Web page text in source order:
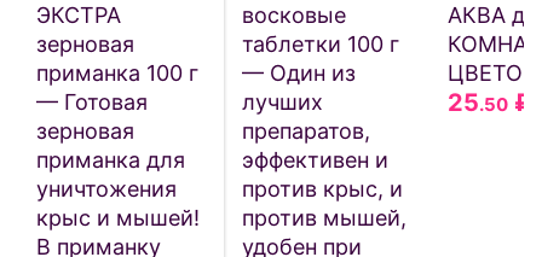
ЭКСТРА
зерновая
приманка 100 г
— Готовая
зерновая
приманка для
уничтожения
крыс и мышей!
В приманку
восковые
таблетки 100 г
— Один из
лучших
препаратов,
эффективен и
против крыс, и
против мышей,
удобен при
АКВА
ЦВЕТОВ
25.50 ₽